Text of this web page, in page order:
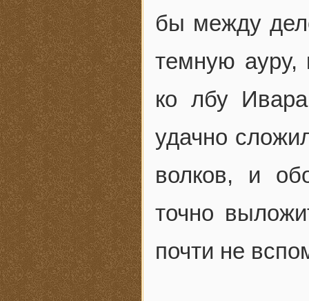
бы между
темную ауру,
ко лбу
удачно
волков, и
точно
почти не